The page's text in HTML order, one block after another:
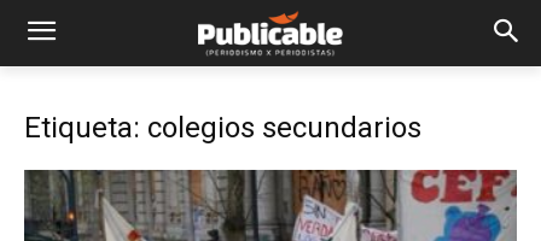
Etiqueta: colegios secundarios